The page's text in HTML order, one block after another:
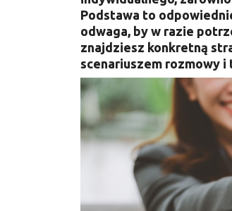
Podstawa to
odwaga, by w razie
znajdziesz konkretną
scenariuszem rozmowy